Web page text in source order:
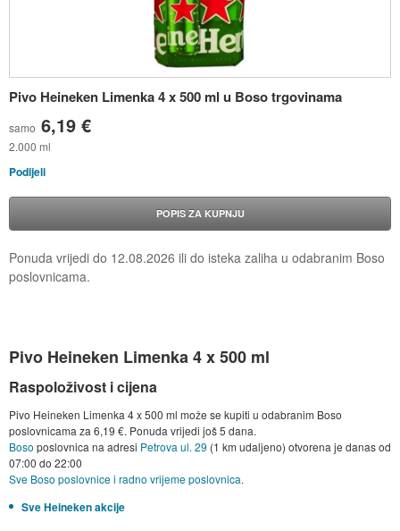
Pivo Heineken Limenka 4 x 500 ml u Boso trgovinama
samo 6,19 €
2.000 ml
Podijeli
POPIS ZA KUPNJU
Ponuda vrijedi do 12.08.2026 ili do isteka zaliha u odabranim Boso
poslovnicama.
Pivo Heineken Limenka 4 x 500 ml
Raspoloživost i cijena
Pivo Heineken Limenka 4 x 500 ml može se kupiti u odabranim Boso
poslovnicama za 6,19 €. Ponuda vrijedi još 5 dana.
Boso poslovnica na adresi Petrova ul. 29 (1 km udaljeno) otvorena je danas od
07:00 do 22:00
Sve Boso poslovnice i radno vrijeme poslovnica.
Sve Heineken akcije